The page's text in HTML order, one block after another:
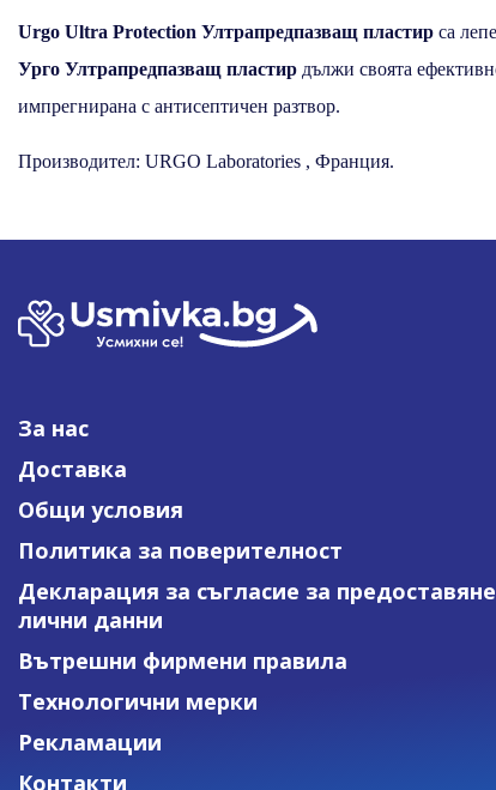
Urgo Ultra Protection Ултрапредпазващ пластир са
Урго Ултрапредпазващ пластир дължи своята
импрегнирана с антисептичен разтвор.
Производител: URGO Laboratories , Франция.
За нас
Доставка
Общи условия
Политика за поверителност
Декларация за съгласие за
лични данни
Вътрешни фирмени правила
Технологични мерки
Рекламации
Контакти